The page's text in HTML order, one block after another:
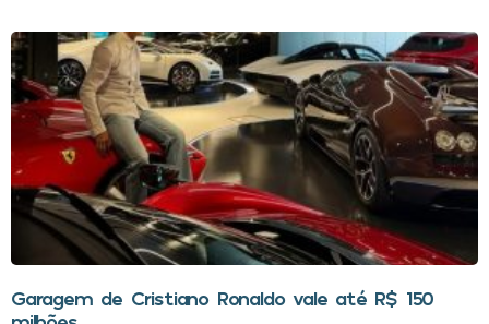
Garagem de Cristiano Ronaldo vale até R$ 150